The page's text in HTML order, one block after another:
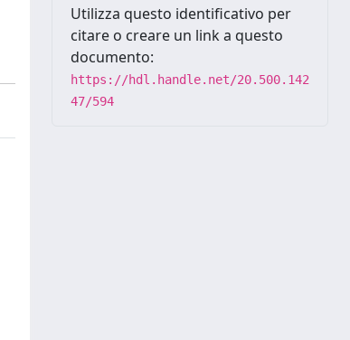
Utilizza questo identificativo per
citare o creare un link a questo
documento:
https://hdl.handle.net/20.500.142
47/594